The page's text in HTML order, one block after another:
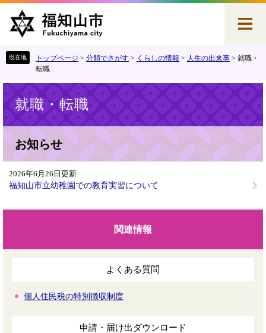
で
ば
文
へ
トップページ > 分類でさがす > くらしの情報 > 人生の出来事 > 就職・
転職
就職・転職
お知らせ
2026年6月26日更新
福知山市立幼稚園での教育実習について
関連情報
よくある質問
個人住民税の特別徴収制度
申請・届け出ダウンロード